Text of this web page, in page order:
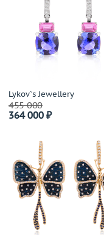
Lykov`s Jewellery
455 000
364 000 ₽